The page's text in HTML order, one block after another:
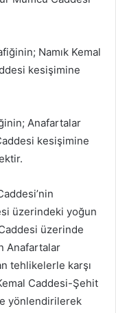
Namık Kemal
kesişimine
Anafartalar
kesişimine
üzerindeki yoğun
üzerinde
Anafartalar
tehlikelerle karşı
Caddesi-Şehit
yönlendirilerek